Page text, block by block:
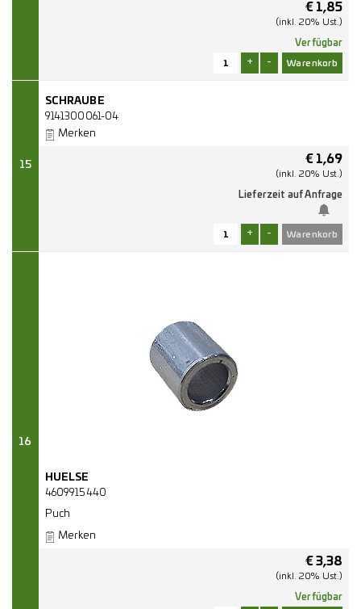
€ 1,85
(inkl. 20% Ust.)
Verfügbar
+ -
15
SCHRAUBE
9141300061-04
Merken
€ 1,69
(inkl. 20% Ust.)
Lieferzeit auf Anfrage
+ -
16
HUELSE
4609915440
Puch
Merken
€3,38
(inkl. 20% Ust.)
Verfügbar